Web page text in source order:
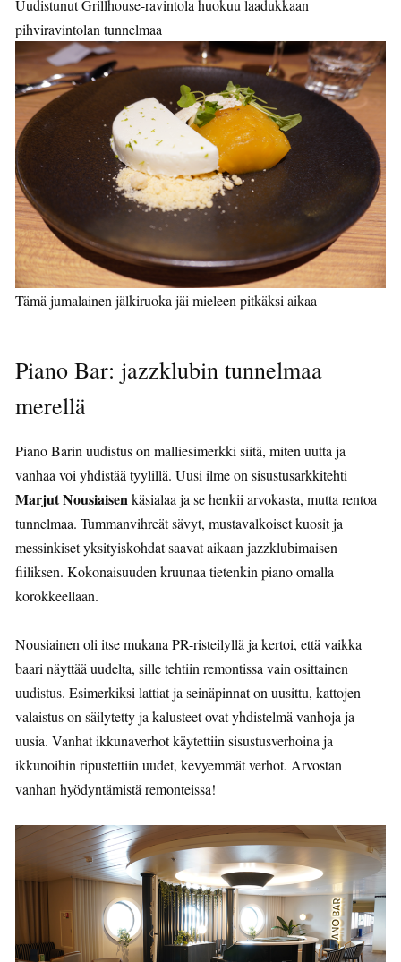
Uudistunut Grillhouse-ravintola huokuu laadukkaan
pihviravintolan tunnelmaa
Tämä jumalainen jälkiruoka jäi mieleen pitkäksi aikaa
Piano Bar: jazzklubin tunnelmaa
merellä
Piano Barin uudistus on malliesimerkki siitä, miten uutta ja
vanhaa voi yhdistää tyylillä. Uusi ilme on sisustusarkkitehti
Marjut Nousiaisenkäsialaa ja se henkii arvokasta, mutta rentoa
tunnelmaa. Tummanvihreät sävyt, mustavalkoiset kuosit ja
messinkiset yksityiskohdat saavat aikaan jazzklubimaisen
fiiliksen. Kokonaisuuden kruunaa tietenkin piano omalla
korokkeellaan.
Nousiainen oli itse mukana PR-risteilyllä ja kertoi, että vaikka
baari näyttää uudelta, sille tehtiin remontissa vain osittainen
uudistus. Esimerkiksi lattiat ja seinäpinnat on uusittu, kattojen
valaistus on säilytetty ja kalusteet ovat yhdistelmä vanhoja ja
uusia. Vanhat ikkunaverhot käytettiin sisustusverhoina ja
ikkunoihin ripustettiin uudet, kevyemmät verhot. Arvostan
vanhan hyödyntämistä remonteissa!